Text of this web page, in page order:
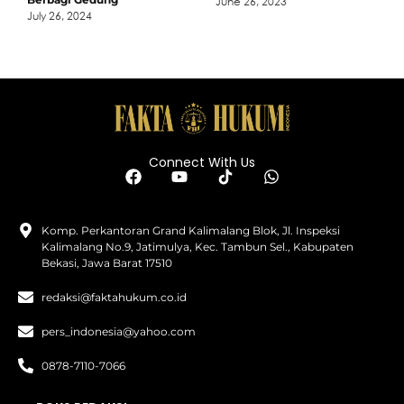
July 26, 2024
Connect With Us
Komp. Perkantoran Grand Kalimalang Blok, Jl. Inspeksi
Kalimalang No.9, Jatimulya, Kec. Tambun Sel., Kabupaten
Bekasi, Jawa Barat 17510
redaksi@faktahukum.co.id
pers_indonesia@yahoo.com
0878-7110-7066